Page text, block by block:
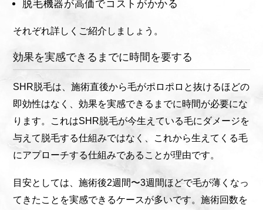
脱毛機器が高価でコストがかかる
それぞれ詳しくご紹介しましょう。
効果を実感できるまでに時間を要する
SHR脱毛は、施術直後から毛がポロポロと抜けるほどの
即効性はなく、効果を実感できるまでに時間が必要にな
ります。これはSHR脱毛が今生えている毛にダメージを
与えて脱毛する仕組みではなく、これから生えてくる毛
にアプローチする仕組みであることが理由です。
目安としては、施術後2週間〜3週間ほどで毛が薄くなっ
てきたことを実感できるケースが多いです。施術回数を